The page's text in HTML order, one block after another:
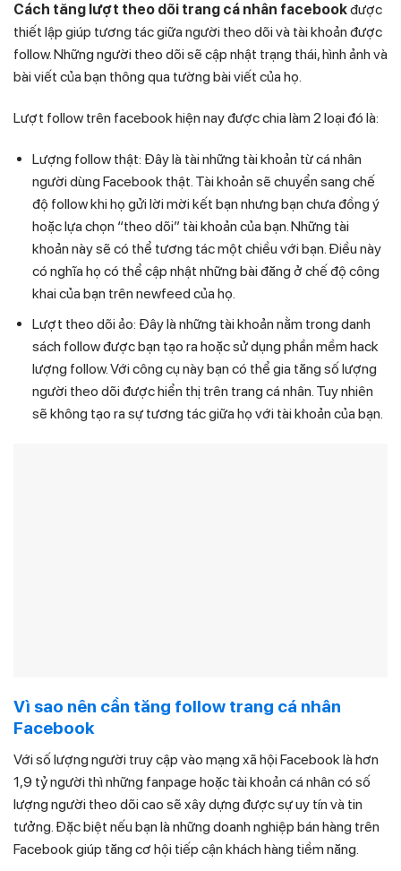
Cách tăng lượt theo dõi trang cá nhân facebookđược
thiết lập giúp tương tác giữa người theo dõi và tài khoản được
follow. Những người theo dõi sẽ cập nhật trạng thái, hình ảnh và
bài viết của bạn thông qua tường bài viết của họ.
Lượt follow trên facebook hiện nay được chia làm 2 loại đó là:
Lượng follow thật: Đây là tài những tài khoản từ cá nhân
người dùng Facebook thật. Tài khoản sẽ chuyển sang chế
độ follow khi họ gửi lời mời kết bạn nhưng bạn chưa đồng ý
hoặc lựa chọn “theo dõi” tài khoản của bạn. Những tài
khoản này sẽ có thể tương tác một chiều với bạn. Điều này
có nghĩa họ có thể cập nhật những bài đăng ở chế độ công
khai của bạn trên newfeed của họ.
Lượt theo dõi ảo: Đây là những tài khoản nằm trong danh
sách follow được bạn tạo ra hoặc sử dụng phần mềm hack
lượng follow. Với công cụ này bạn có thể gia tăng số lượng
người theo dõi được hiển thị trên trang cá nhân. Tuy nhiên
sẽ không tạo ra sự tương tác giữa họ với tài khoản của bạn.
Vì sao nên cần tăng follow trang cá nhân
Facebook
Với số lượng người truy cập vào mạng xã hội Facebook là hơn
1,9 tỷ người thì những fanpage hoặc tài khoản cá nhân có số
lượng người theo dõi cao sẽ xây dựng được sự uy tín và tin
tưởng. Đặc biệt nếu bạn là những doanh nghiệp bán hàng trên
Facebook giúp tăng cơ hội tiếp cận khách hàng tiềm năng.